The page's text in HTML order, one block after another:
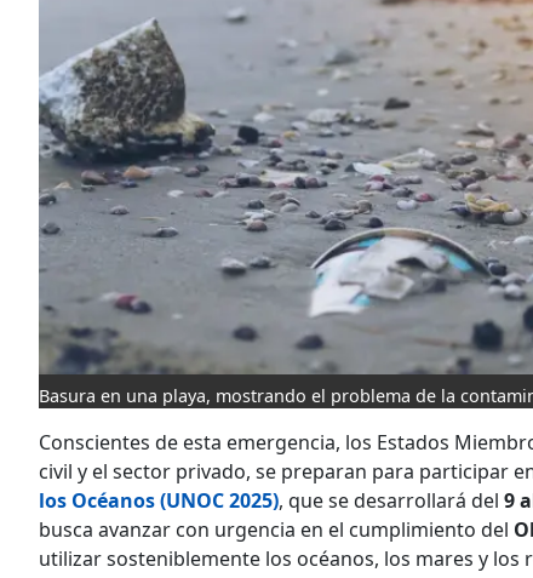
Basura en una playa, mostrando el problema de la
Conscientes de esta emergencia, los Estados
civil y el sector privado, se preparan para participar
los Océanos (UNOC 2025), que se desarrollará del 9
busca avanzar con urgencia en el cumplimiento del
utilizar sosteniblemente los océanos, los mares y los